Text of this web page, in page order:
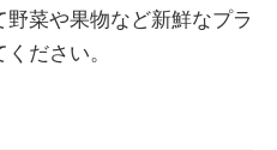
菜や果物など新鮮なプラ
ださい。